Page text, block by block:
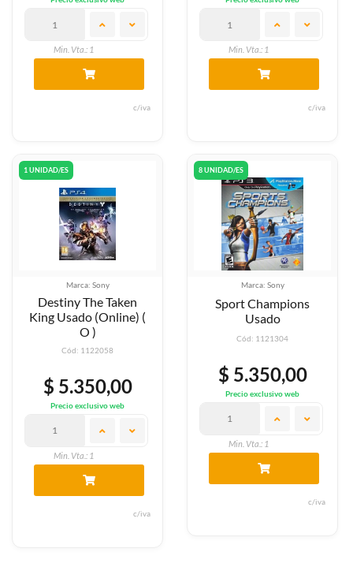
Min. Vta.: 1
c/iva
Min. Vta.: 1
c/iva
1 UNIDAD/ES
Marca: Sony
Destiny The Taken
King Usado (Online) (
O )
Cód: 1122058
$ 5.350,00
Precio exclusivo web
Min. Vta.: 1
c/iva
8 UNIDAD/ES
Marca: Sony
Sport Champions
Usado
Cód: 1121304
$ 5.350,00
Precio exclusivo web
Min. Vta.: 1
c/iva